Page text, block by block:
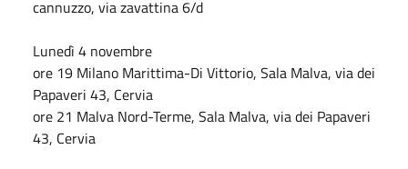
cannuzzo, via zavattina 6/d
Lunedì 4 novembre
ore 19 Milano Marittima-Di Vittorio, Sala Malva, via dei
Papaveri 43, Cervia
ore 21 Malva Nord-Terme, Sala Malva, via dei Papaveri
43, Cervia